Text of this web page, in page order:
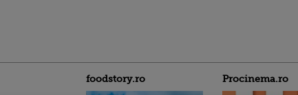
foodstory.ro Procinema.ro